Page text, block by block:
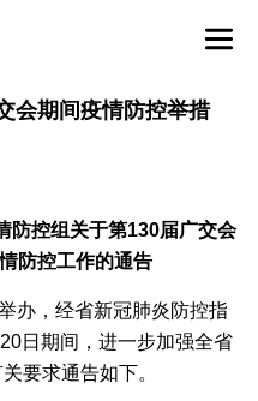
会期间疫情防控举措
防控组关于第130届广交会
防控工作的通告
，经省新冠肺炎防控指
日期间，进一步加强全省
要求通告如下。